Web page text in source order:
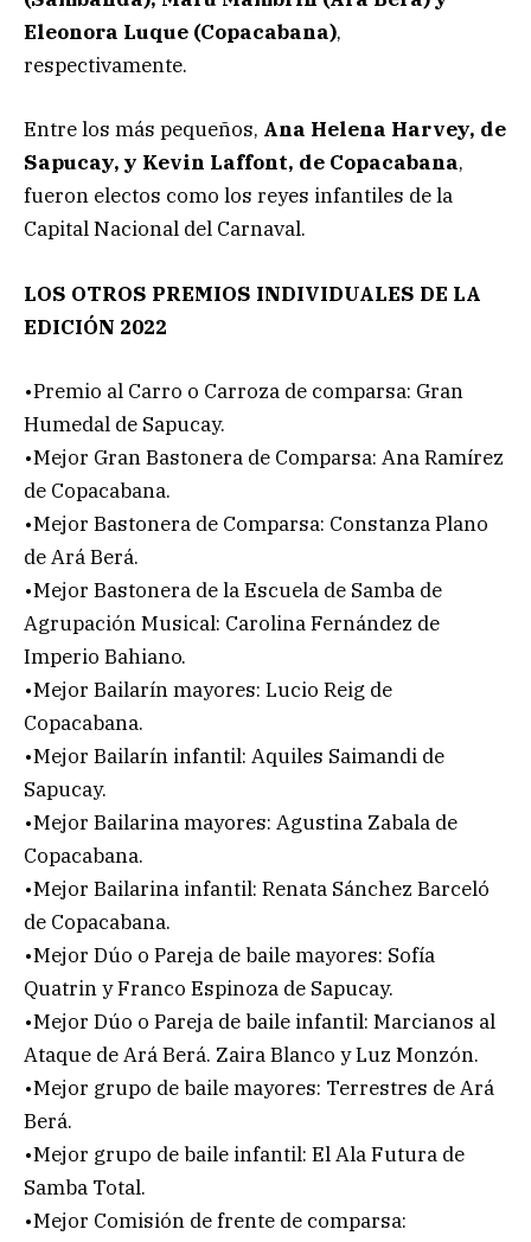
Eleonora Luque (Copacabana),
respectivamente.
Entre los más pequeños, Ana Helena Harvey, de
Sapucay, y Kevin Laffont, de Copacabana,
fueron electos como los reyes infantiles de la
Capital Nacional del Carnaval.
LOS OTROS PREMIOS INDIVIDUALES DE LA
EDICIÓN 2022
•Premio al Carro o Carroza de comparsa: Gran
Humedal de Sapucay.
•Mejor Gran Bastonera de Comparsa: Ana Ramírez
de Copacabana.
•Mejor Bastonera de Comparsa: Constanza Plano
de Ará Berá.
•Mejor Bastonera de la Escuela de Samba de
Agrupación Musical: Carolina Fernández de
Imperio Bahiano.
•Mejor Bailarín mayores: Lucio Reig de
Copacabana.
•Mejor Bailarín infantil: Aquiles Saimandi de
Sapucay.
•Mejor Bailarina mayores: Agustina Zabala de
Copacabana.
•Mejor Bailarina infantil: Renata Sánchez Barceló
de Copacabana.
•Mejor Dúo o Pareja de baile mayores: Sofía
Quatrin y Franco Espinoza de Sapucay.
•Mejor Dúo o Pareja de baile infantil: Marcianos al
Ataque de Ará Berá. Zaira Blanco y Luz Monzón.
•Mejor grupo de baile mayores: Terrestres de Ará
Berá.
•Mejor grupo de baile infantil: El Ala Futura de
Samba Total.
•Mejor Comisión de frente de comparsa: